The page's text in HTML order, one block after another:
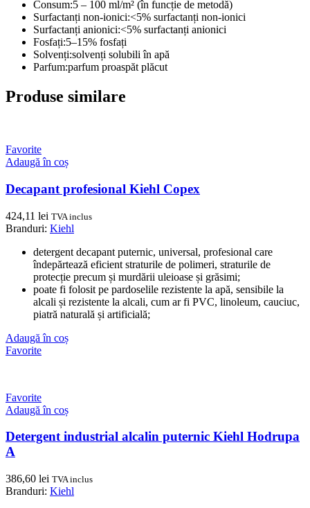
Consum:5 – 100 ml/m² (în funcție de metodă)
Surfactanți non-ionici:<5% surfactanți non-ionici
Surfactanți anionici:<5% surfactanți anionici
Fosfați:5–15% fosfați
Solvenți:solvenți solubili în apă
Parfum:parfum proaspăt plăcut
Produse similare
Favorite
Adaugă în coș
Decapant profesional Kiehl Copex
424,11 lei TVA inclus
Branduri: Kiehl
detergent decapant puternic, universal, profesional care
îndepărtează eficient straturile de polimeri, straturile de
protecție precum și murdării uleioase și grăsimi;
poate fi folosit pe pardoselile rezistente la apă, sensibile la
alcali și rezistente la alcali, cum ar fi PVC, linoleum, cauciuc,
piatră naturală și artificială;
Adaugă în coș
Favorite
Favorite
Adaugă în coș
Detergent industrial alcalin puternic Kiehl Hodrupa
A
386,60 lei TVA inclus
Branduri: Kiehl